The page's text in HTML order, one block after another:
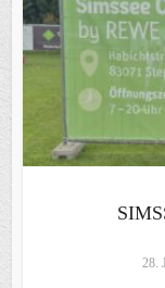
28.